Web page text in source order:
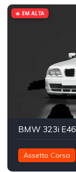
BMW 323i E46
Assetto Corsa
🔥 EM ALTA